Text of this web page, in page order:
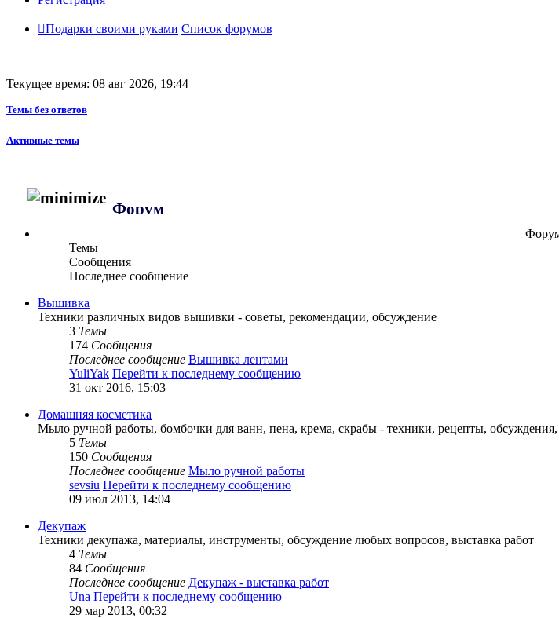
Подарки своими руками Список форумов
Текущее время: 08 авг 2026, 19:44
Темы без ответов
Активные темы
Форум
Темы
Сообщения
Последнее сообщение
Вышивка
Техники различных видов вышивки - советы, рекомендации, обсуждение
3 Темы
174 Сообщения
Последнее сообщение Вышивка лентами
YuliYak Перейти к последнему сообщению
31 окт 2016, 15:03
Домашняя косметика
Мыло ручной работы, бомбочки для ванн, пена, крема, скрабы - техники, рецепты,
5 Темы
150 Сообщения
Последнее сообщение Мыло ручной работы
sevsiu Перейти к последнему сообщению
09 июл 2013, 14:04
Декупаж
Техники декупажа, материалы, инструменты, обсуждение любых вопросов, выставка работ
4 Темы
84 Сообщения
Последнее сообщение Декупаж - выставка работ
Una Перейти к последнему сообщению
29 мар 2013, 00:32